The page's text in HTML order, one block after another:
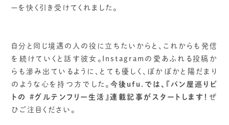
ーを快く引き受けてくれました。
自分と同じ境遇の人の役に立ちたいからと、これからも発信
を続けていくと話す彼女。Instagramの愛あふれる投稿か
らも滲み出ているように、とても優しく、ぽかぽかと陽だまり
のような心を持つ方でした。 今後ufu.では、『パン屋巡りビ
トの #グルテンフリー生活』連載記事がスタートします！ ぜ
ひご注目ください。